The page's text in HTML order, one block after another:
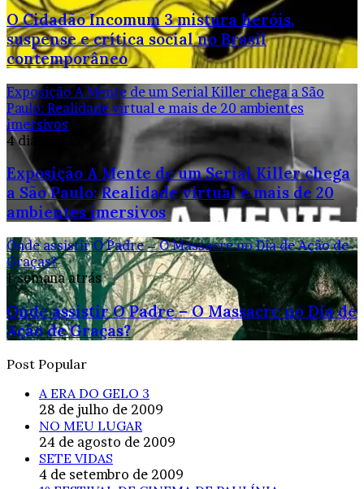
O Cidadão Incomum 3 mistura heróis,
suspense e crítica social no Brasil
contemporâneo
Exposição A Mente de um Serial Killer chega a São
Paulo: Realidade virtual e mais de 20 ambientes
imersivos
4 dias atrás
Exposição A Mente de um Serial Killer chega
a São Paulo: Realidade virtual e mais de 20
ambientes imersivos
Onde assistir O Padre – O Massacre no Dia de Ação de
Graças?
1 semana atrás
Onde assistir O Padre – O Massacre no Dia de
Ação de Graças?
Post Popular
A ERA DO GELO 3
28 de julho de 2009
NO MEU LUGAR
24 de agosto de 2009
SETE VIDAS
4 de setembro de 2009